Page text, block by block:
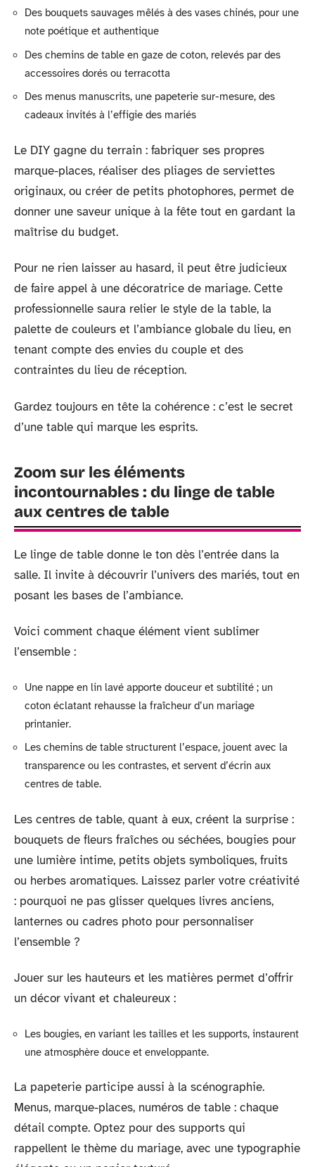
Des bouquets sauvages mêlés à des vases chinés, pour une
note poétique et authentique
Des chemins de table en gaze de coton, relevés par des
accessoires dorés ou terracotta
Des menus manuscrits, une papeterie sur-mesure, des
cadeaux invités à l’effigie des mariés
Le DIY gagne du terrain : fabriquer ses propres
marque-places, réaliser des pliages de serviettes
originaux, ou créer de petits photophores, permet de
donner une saveur unique à la fête tout en gardant la
maîtrise du budget.
Pour ne rien laisser au hasard, il peut être judicieux
de faire appel à une décoratrice de mariage. Cette
professionnelle saura relier le style de la table, la
palette de couleurs et l’ambiance globale du lieu, en
tenant compte des envies du couple et des
contraintes du lieu de réception.
Gardez toujours en tête la cohérence : c’est le secret
d’une table qui marque les esprits.
Zoom sur les éléments
incontournables : du linge de table
aux centres de table
Le linge de table donne le ton dès l’entrée dans la
salle. Il invite à découvrir l’univers des mariés, tout en
posant les bases de l’ambiance.
Voici comment chaque élément vient sublimer
l’ensemble :
Une nappe en lin lavé apporte douceur et subtilité ; un
coton éclatant rehausse la fraîcheur d’un mariage
printanier.
Les chemins de table structurent l’espace, jouent avec la
transparence ou les contrastes, et servent d’écrin aux
centres de table.
Les centres de table, quant à eux, créent la surprise :
bouquets de fleurs fraîches ou séchées, bougies pour
une lumière intime, petits objets symboliques, fruits
ou herbes aromatiques. Laissez parler votre créativité
: pourquoi ne pas glisser quelques livres anciens,
lanternes ou cadres photo pour personnaliser
l’ensemble ?
Jouer sur les hauteurs et les matières permet d’offrir
un décor vivant et chaleureux :
Les bougies, en variant les tailles et les supports, instaurent
une atmosphère douce et enveloppante.
La papeterie participe aussi à la scénographie.
Menus, marque-places, numéros de table : chaque
détail compte. Optez pour des supports qui
rappellent le thème du mariage, avec une typographie